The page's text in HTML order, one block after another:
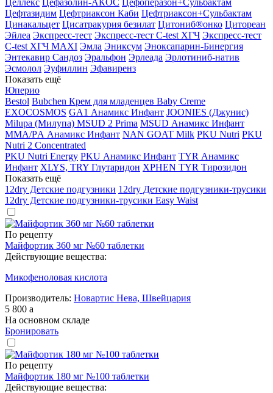
Цефтазидим Цефтриаксон Каби Цефтриаксон+Сульбактам
Цинакальцет Цисатракурия безилат Цитониб®онко Цитореан
Эйлеа Экспресс-тест Экспресс-тест C-test ХГЧ Экспресс-тест
C-test ХГЧ MAXI Эмла Эниксум Эноксапарин-Бинергия
Энтекавир Сандоз Эральфон Эрлеада Эрлотиниб-натив
Эсмолол Эуфиллин Эфавиренз
Показать ещё
Юперио
Bestol Bubchen Крем для младенцев Baby Creme
EXOCOSMOS GA1 Анамикс Инфант JOONIES (Джунис)
Milupa (Милупа) MSUD 2 Prima MSUD Анамикс Инфант
MМА/PА Анамикс Инфант NAN GOAT Milk PKU Nutri PKU
Nutri 2 Concentrated
PKU Nutri Energy PKU Анамикс Инфант TYR Анамикс
Инфант XLYS, TRY Глутаридон XPHEN TYR Тирозидон
Показать ещё
12dry Детские подгузники 12dry Детские подгузники-трусики
12dry Детские подгузники-трусики Easy Waist
По рецепту
Майфортик 360 мг №60 таблетки
Действующие вещества:
Микофеноловая кислота
Производитель: Новартис Нева, Швейцария
5 800 a
На основном складе
Бронировать
По рецепту
Майфортик 180 мг №100 таблетки
Действующие вещества: